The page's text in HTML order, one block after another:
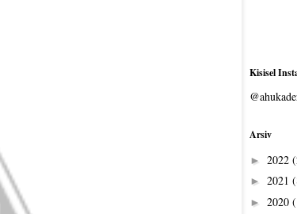
Kisisel
Arsiv
► 2022
► 2021
► 2020